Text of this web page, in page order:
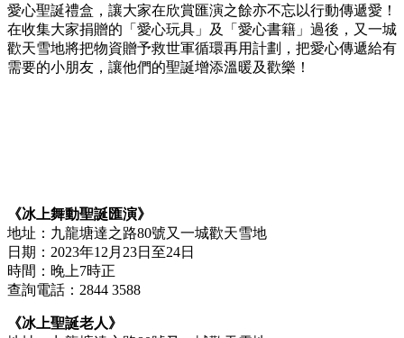
愛心聖誕禮盒，讓大家在欣賞匯演之餘亦不忘以行動傳遞愛！
在收集大家捐贈的「愛心玩具」及「愛心書籍」過後，又一城
歡天雪地將把物資贈予救世軍循環再用計劃，把愛心傳遞給有
需要的小朋友，讓他們的聖誕增添溫暖及歡樂！
《冰上舞動聖誕匯演》
地址：九龍塘達之路80號又一城歡天雪地
日期：2023年12月23日至24日
時間：晚上7時正
查詢電話：2844 3588
《冰上聖誕老人》